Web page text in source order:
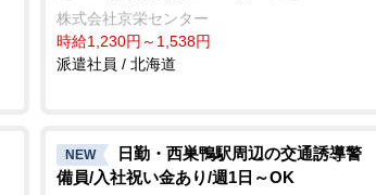
株式会社京栄センター
時給1,230円～1,538円
派遣社員 / 北海道
NEW
日勤・西巣鴨駅周辺の交通誘導警
備員/入社祝い金あり/週1日～OK